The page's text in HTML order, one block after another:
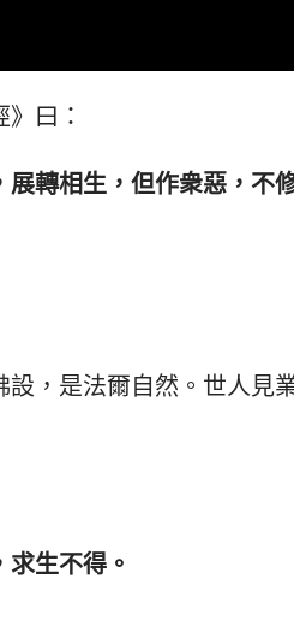
曰：
轉相生，但作衆惡，不
，是法爾自然。世人見
生不得。